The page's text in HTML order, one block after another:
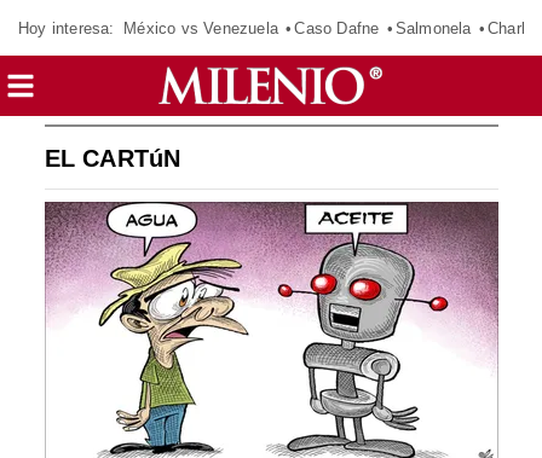
Hoy interesa: México vs Venezuela Caso Dafne Salmonela
EL CARTúN